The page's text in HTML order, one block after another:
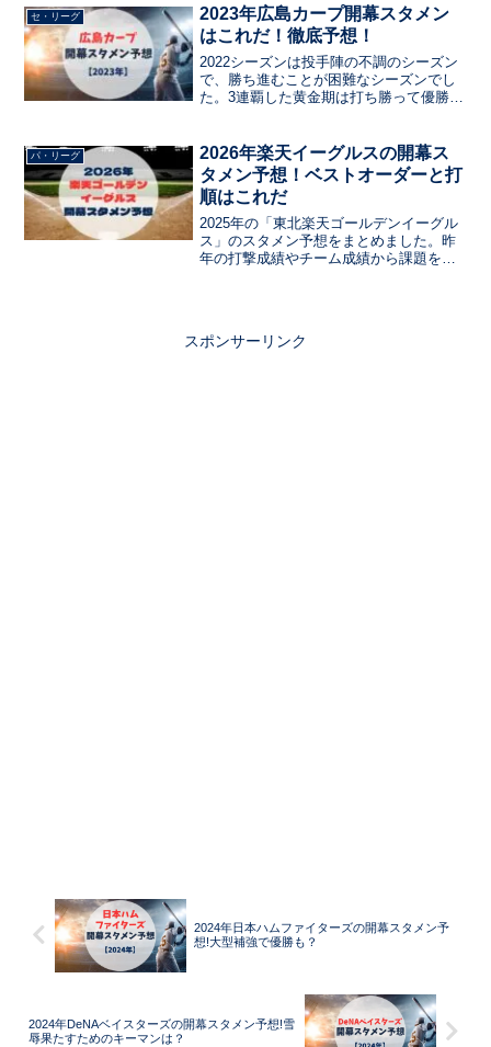
ーグルスの開幕スタメンを予想します。
セ・リーグ
2023年広島カープ開幕スタメン
はこれだ！徹底予想！
2022シーズンは投手陣の不調のシーズン
で、勝ち進むことが困難なシーズンでし
た。3連覇した黄金期は打ち勝って優勝を
2023年のカープの開幕スタメンを予想し
ます。
パ・リーグ
2026年楽天イーグルスの開幕ス
タメン予想！ベストオーダーと打
順はこれだ
2025年の「東北楽天ゴールデンイーグル
ス」のスタメン予想をまとめました。昨
年の打撃成績やチーム成績から課題をま
スポンサーリンク
2024年日本ハムファイターズの開幕スタメン予
想!大型補強で優勝も？
2024年DeNAベイスターズの開幕スタメン予想!雪
辱果たすためのキーマンは？